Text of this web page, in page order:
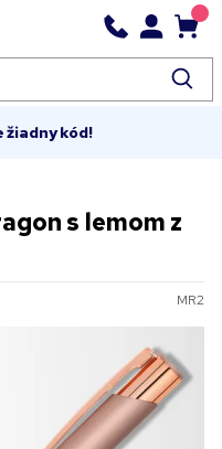
žiadny kód!
s lemom z
MR2